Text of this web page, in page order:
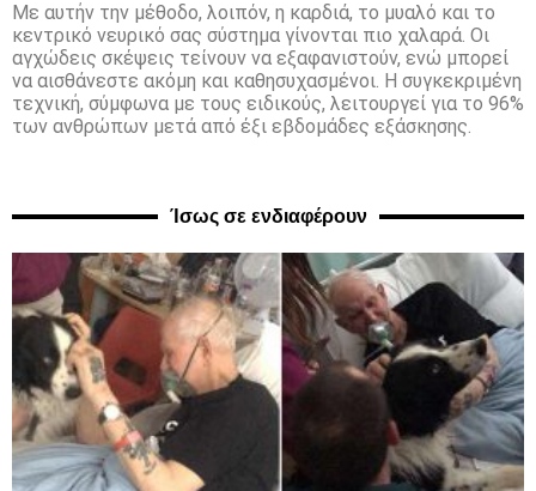
Με αυτήν την μέθοδο, λοιπόν, η καρδιά, το μυαλό και το
κεντρικό νευρικό σας σύστημα γίνονται πιο χαλαρά. Οι
αγχώδεις σκέψεις τείνουν να εξαφανιστούν, ενώ μπορεί
να αισθάνεστε ακόμη και καθησυχασμένοι. Η συγκεκριμένη
τεχνική, σύμφωνα με τους ειδικούς, λειτουργεί για το 96%
των ανθρώπων μετά από έξι εβδομάδες εξάσκησης.
Ίσως σε ενδιαφέρουν